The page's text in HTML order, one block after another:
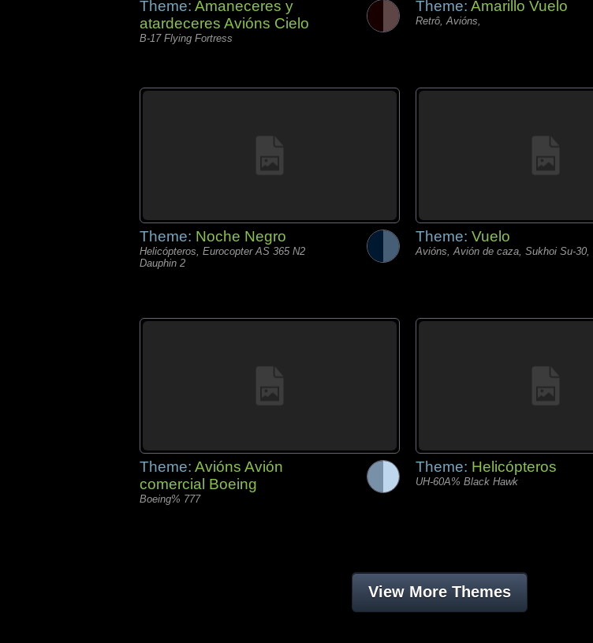
Theme: Amaneceres y
atardeceres Avións Cielo
B-17 Flying Fortress
Theme: Amarillo Vuelo
Retrô, Avións,
Theme: Noche Negro
Helicópteros, Eurocopter AS 365 N2
Dauphin 2
Theme: Vuelo
Avións, Avión de caza, Sukhoi Su-30,
Theme: Avións Avión
comercial Boeing
Boeing% 777
Theme: Helicópteros
UH-60A% Black Hawk
View More Themes